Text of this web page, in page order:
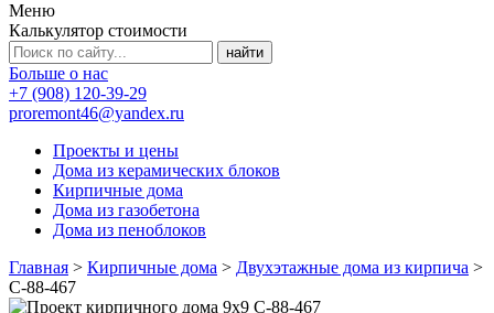
Меню
Калькулятор стоимости
Больше о нас
+7 (908) 120-39-29
proremont46@yandex.ru
Проекты и цены
Дома из керамических блоков
Кирпичные дома
Дома из газобетона
Дома из пеноблоков
Главная > Кирпичные дома > Двухэтажные дома из кирпича >
С-88-467